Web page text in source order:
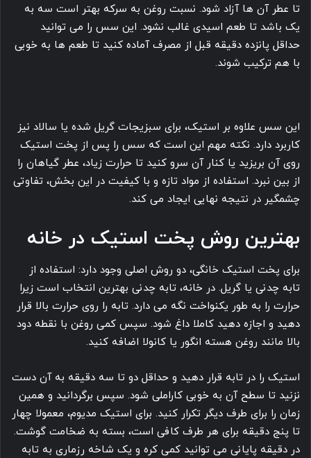
تا عطر آن ها آزاد شود. نسبت روغن به سرکه بهتر است سه به
یک باشد تا طعم اسیدی غالب نشود. این سس را می توانید
حداقل پانزده دقیقه قبل از مصرف آماده کنید تا طعم ها به خوبی
با هم ترکیب شوند.
این سس علاوه بر استیک، برای سبزیجات گریل شده یا سالاد نیز
کاربرد دارد. نکته مهم این است که سس را پس از پخت استیک
روی آن بریزید یا کنار آن سرو کنید تا حرارت زیاد، عطر گیاهان را
از بین نبرد. استفاده از مواد تازه و با کیفیت در این بخش، تفاوتی
چشمگیر در نتیجه نهایی ایجاد می کند.
بهترین روش پخت استیک در خانه
برای پخت استیک خانگی، دو روش اصلی وجود دارد: استفاده از
تابه چدنی یا گریل. در خانه، تابه چدنی بهترین انتخاب است زیرا
حرارت را به طور یکنواخت نگه می دارد. تابه را روی حرارت بالا قرار
دهید و اجازه دهید کاملا داغ شود. سپس کمی روغن با نقطه دود
بالا مانند روغن هسته انگور یا کانولا اضافه کنید.
استیک را در تابه قرار دهید و حداقل دو تا سه دقیقه به آن دست
نزنید تا سطح آن به خوبی کاراملی شود. سپس برگردانید و همین
زمان را برای طرف دیگر تکرار کنید. برای استیک مدیوم، معمولا چهار
تا پنج دقیقه برای هر طرف کافی است، بسته به ضخامت گوشت.
در دقیقه پایانی می توانید کمی کره و یک شاخه رزماری به تابه